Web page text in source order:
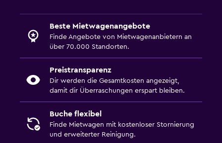
Beste Mietwagenangebote
Finde Angebote von Mietwagenanbietern an
über 70.000 Standorten.
Preistransparenz
Dir werden die Gesamtkosten angezeigt,
damit dir Überraschungen erspart bleiben.
Buche flexibel
Finde Mietwagen mit kostenloser Stornierung
und erweiterter Reinigung.